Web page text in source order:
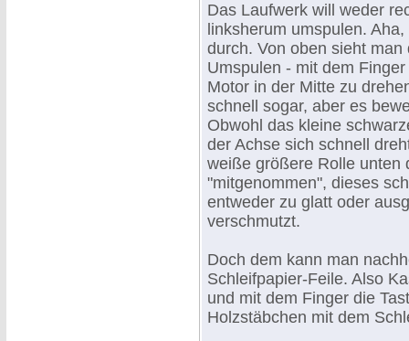
Das Laufwerk will weder
linksherum umspulen.
durch. Von oben sieht
Umspulen - mit dem
Motor in der Mitte zu
schnell sogar, aber es
Obwohl das kleine
der Achse sich schnell
weiße größere Rolle unten
"mitgenommen", dieses
entweder zu glatt oder
verschmutzt.
Doch dem kann man
Schleifpapier-Feile. Also
und mit dem Finger die
Holzstäbchen mit dem